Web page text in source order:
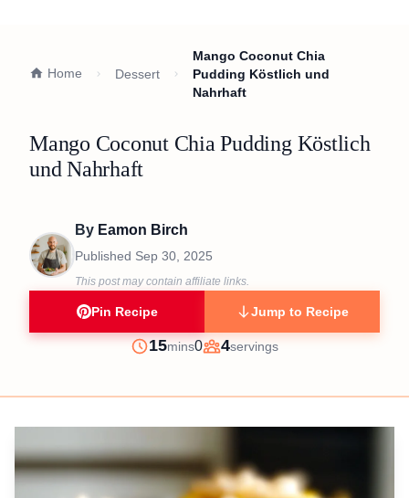
Home Dessert
Mango Coconut Chia
Pudding Köstlich und
Nahrhaft
Mango Coconut Chia Pudding Köstlich
und Nahrhaft
By Eamon Birch
Published Sep 30, 2025
This post may contain affiliate links.
Pin Recipe Jump to Recipe
Prep
15minutes
mins0
Servings
4servings